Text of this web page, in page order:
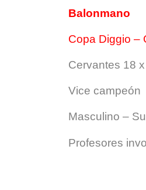
Balonmano
Copa Diggio –
Cervantes 18
Vice campeón
Masculino –
Profesores